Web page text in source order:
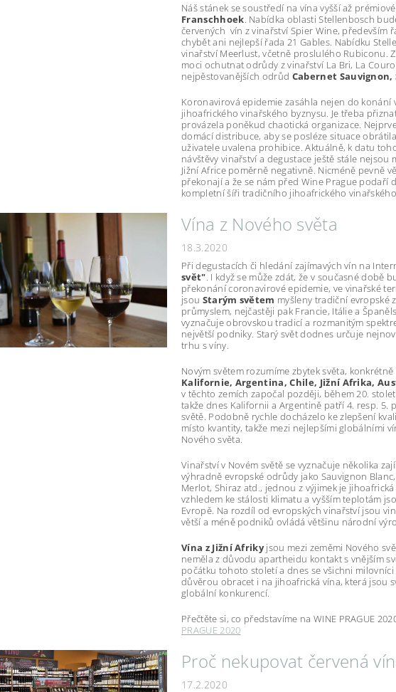
Náš stánek se soustředí na vína vyšší až
Franschhoek. Nabídka oblasti Stellenbosch
červených vín z vinařství Spier Wine, především
chybět ani nejlepší řada 21 Gables. Nabídku
vinařství Meerlust, včetně proslulého Rubiconu.
moci ochutnat odrůdy z vinařství La Bri, La
nejpěstovanějších odrůd Cabernet Sauvignon,
Koronavirová epidemie zasáhla nejen do konání
jihoafrického vinařského byznysu. Je třeba
provázela poněkud chaotická organizace.
domácí distribuce, aby se posléze situace
uživatele uvalena prohibice. Aktuálně, k datu
návštěvy vinařství a degustace ještě stále
Jižní Africe poměrně negativně. Nicméně pevně
překonají a že se nám před Wine Prague podaří
kompletní šíři tradičního jihoafrického
Vína z Nového světa
18.3.2020
Při degustacích či hledání zajímavých vín na
svět". I když se může zdát, že v současné době
překonání coronavirové epidemie, ve vinařské
jsou Starým světem myšleny tradiční evropské
průmyslem, nejčastěji pak Francie, Itálie a
vyznačuje obrovskou tradicí a rozmanitým
největší podniky. Starý svět dodnes určuje
trhu s víny.
Novým světem rozumíme zbytek světa,
Kalifornie, Argentina, Chile, Jižní Afrika,
v těchto zemích započal později, během 20.
takže dnes Kalifornii a Argentině patří 4. resp. 5.
světě. Podobně rychle docházelo ke zlepšení
místo kvantity, takže mezi nejlepšími globálními
Nového světa.
Vinařství v Novém světě se vyznačuje několika
výhradně evropské odrůdy jako Sauvignon
Merlot, Shiraz atd., jednou z výjimek je
vzhledem ke stálosti klimatu a vyšším teplotám
Evropě. Na rozdíl od evropských vinařství jsou
větší a méně podniků ovládá většinu národní
Vína z Jižní Afrikyjsou mezi zeměmi Nového
neměla z důvodu apartheidu kontakt s vnějším
počátku tohoto století a dnes se všichni
důvěrou obracet i na jihoafrická vína, která jsou
globální konkurencí.
Přečtěte si, co představíme na WINE PRAGUE
PRAGUE 2020
Proč nekupovat červená
17.2.2020